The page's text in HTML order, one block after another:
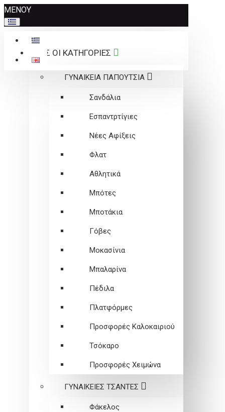
Σημείωση:
Αυτός
ο
ιστότοπος
περιλαμβάνει
ΜΕΝΟΥ
ΟΛΕΣ ΟΙ ΚΑΤΗΓΟΡΙΕΣ
ΓΥΝΑΙΚΕΙΑ ΠΑΠΟΥΤΣΙΑ
Σανδάλια
Εσπαντρτίγιες
Νέες Αφίξεις
Φλατ
Αθλητικά
Μπότες
Μποτάκια
Γόβες
Μοκασίνια
Μπαλαρίνα
Πέδιλα
Πλατφόρμες
Προσφορές Καλοκαιριού
Τσόκαρο
Προσφορές Χειμώνα
ΓΥΝΑΙΚΕΙEΣ ΤΣΑΝΤΕΣ
Φάκελος